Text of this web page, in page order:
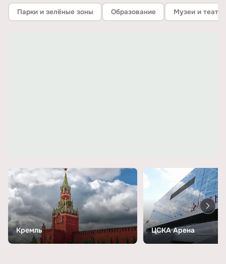
Парки и зелёные зоны Образование Музеи и
Кремль ЦСКА Арена